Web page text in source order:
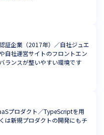
証企業（2017年）／自社ジュエ
自社運営サイトのフロントエン
ランスが整いやすい環境です
プロダクト／TypeScriptを用
は新規プロダクトの開発にもチ